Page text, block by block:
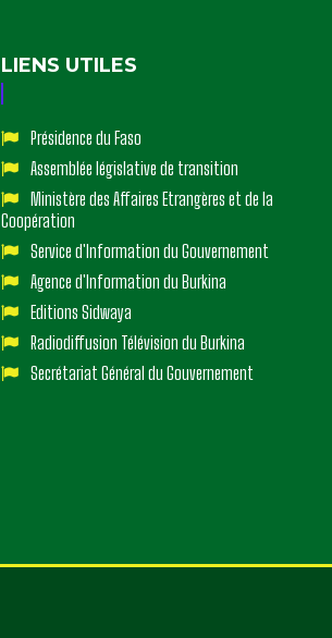
LIENS UTILES
Présidence du Faso
Assemblée législative de transition
Ministère des Affaires Etrangères et de la
Coopération
Service d'Information du Gouvernement
Agence d'Information du Burkina
Editions Sidwaya
Radiodiffusion Télévision du Burkina
Secrétariat Général du Gouvernement